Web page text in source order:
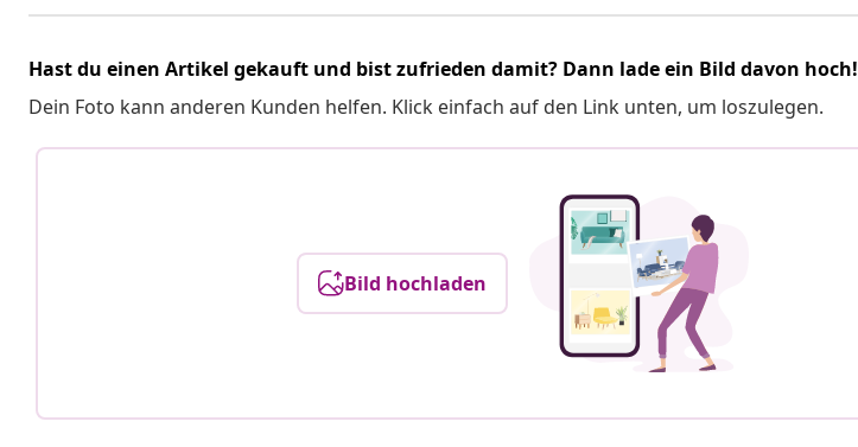
Hast du einen Artikel gekauft und bist zufrieden damit? Dann lade ein Bild davon hoch!
Dein Foto kann anderen Kunden helfen. Klick einfach auf den Link unten, um loszulegen.
Bild hochladen